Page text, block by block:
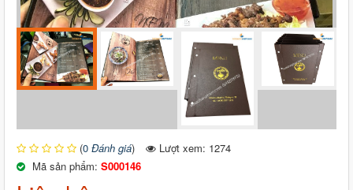
(0 Đánh giá)
Lượt xem: 1274
Mã sản phẩm: S000146